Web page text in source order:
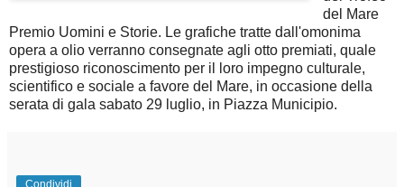
del Mare
Premio Uomini e Storie. Le grafiche tratte dall'omonima
opera a olio verranno consegnate agli otto premiati, quale
prestigioso riconoscimento per il loro impegno culturale,
scientifico e sociale a favore del Mare, in occasione della
serata di gala sabato 29 luglio, in Piazza Municipio.
Condividi